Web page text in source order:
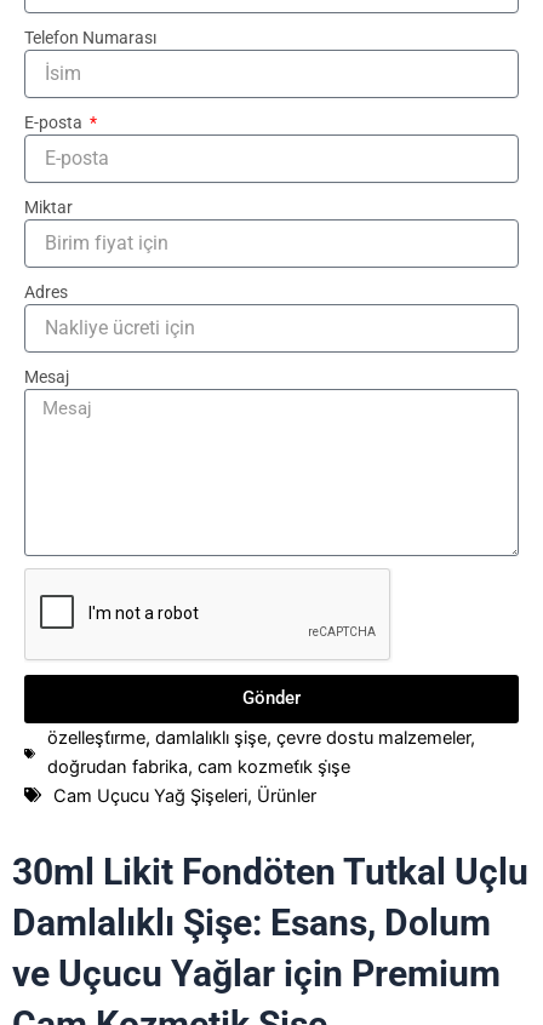
Telefon Numarası
E-posta
Miktar
Adres
Mesaj
Gönder
özelleşti̇rme, damlalıklı şişe, çevre dostu malzemeler,
doğrudan fabrika, cam kozmeti̇k şi̇şe
Cam Uçucu Yağ Şişeleri, Ürünler
30ml Likit Fondöten Tutkal Uçlu
Damlalıklı Şişe: Esans, Dolum
ve Uçucu Yağlar için Premium